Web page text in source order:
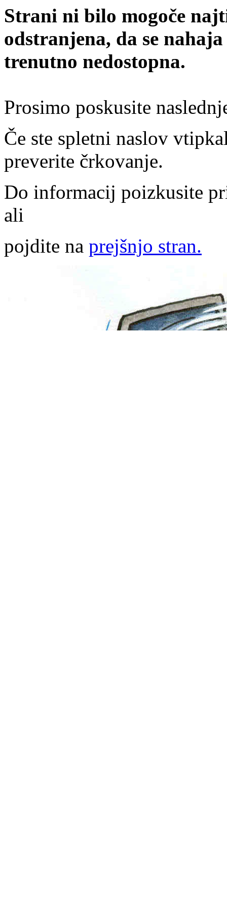
Strani ni bilo mogoče
odstranjena, da se
trenutno nedostopna.
Prosimo poskusite
Če ste spletni naslov
preverite črkovanje.
Do informacij poizkusite
ali
pojdite na prejšnjo stran.